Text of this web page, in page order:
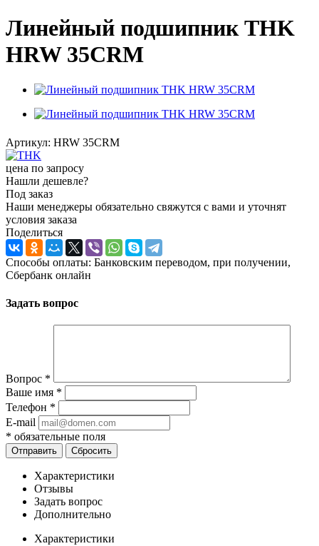
Линейный подшипник THK
HRW 35CRM
Артикул: HRW 35CRM
цена по запросу
Нашли дешевле?
Под заказ
Наши менеджеры обязательно свяжутся с вами и уточнят
условия заказа
Поделиться
Способы оплаты: Банковским переводом, при получении,
Сбербанк онлайн
Задать вопрос
Вопрос *
Ваше имя *
Телефон *
E-mail
* обязательные поля
Отправить Сбросить
Характеристики
Отзывы
Задать вопрос
Дополнительно
Характеристики